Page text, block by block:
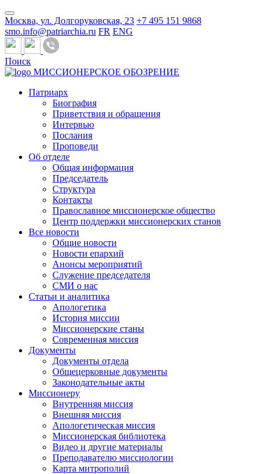
Москва, ул. Долгоруковская, 23 +7 495 151 9868
smo.info@patriarchia.ru FR ENG
Поиск
МИССИОНЕРСКОЕ ОБОЗРЕНИЕ
Патриарх
Биография
Приветствия и обращения
Интервью
Послания
Проповеди
Об отделе
Общая информация
Председатель
Структура
Контакты
Православное миссионерское общество
Центр поддержки миссионерских станов
Все новости
Общие новости
Новости епархий
Анонсы мероприятий
Служение председателя
СМИ о нас
Статьи и аналитика
Апологетика
История миссии
Миссионерские станы
Современная миссия
Документы
Документы отдела
Общецерковные документы
Законодательные акты
Миссионеру
Внутренняя миссия
Внешняя миссия
Апологетическая миссия
Миссионерская библиотека
Видео и другие материалы
Преподавателю миссиологии
Карта митрополий